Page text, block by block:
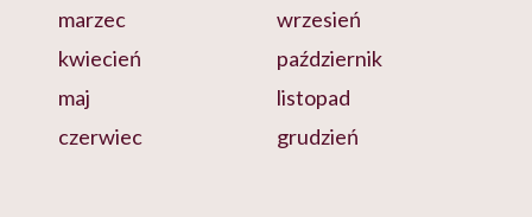
marzec
kwiecień
maj
czerwiec
wrzesień
październik
listopad
grudzień